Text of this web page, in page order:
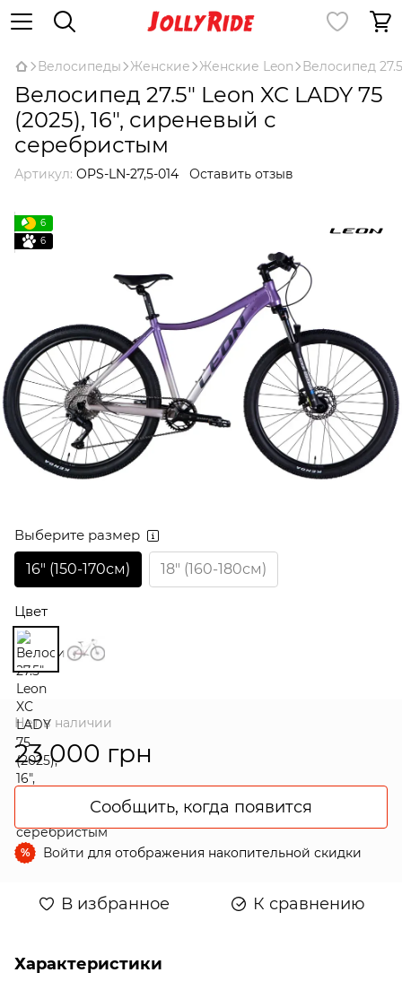
Велосипеды Женские Женские Leon Велосипед
Велосипед 27.5" Leon XC LADY 75
(2025), 16", сиреневый с
серебристым
Артикул: OPS-LN-27,5-014 Оставить отзыв
6
6
Выберите размер
16″ (150-170см)
18″ (160-180см)
Цвет
Нет в наличии
23 000 грн
Сообщить, когда появится
% Войти для отображения накопительной скидки
В избранное К сравнению
Характеристики